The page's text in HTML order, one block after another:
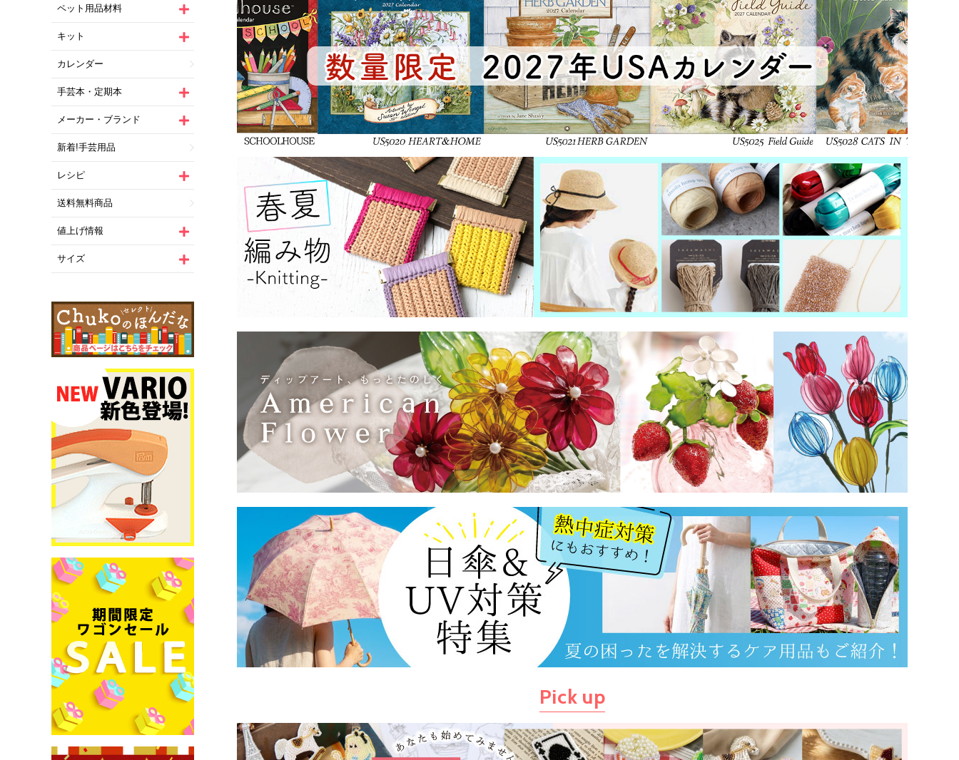
ペット用品材料
キット
カレンダー
手芸本・定期本
メーカー・ブランド
新着!手芸用品
レシピ
送料無料商品
値上げ情報
サイズ
Pick up